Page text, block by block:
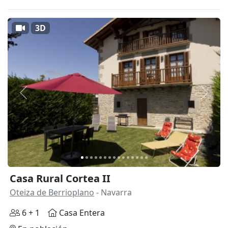
Anterior
3D
Casa Rural Cortea II
Oteiza de Berrioplano - Navarra
6 + 1
Casa Entera